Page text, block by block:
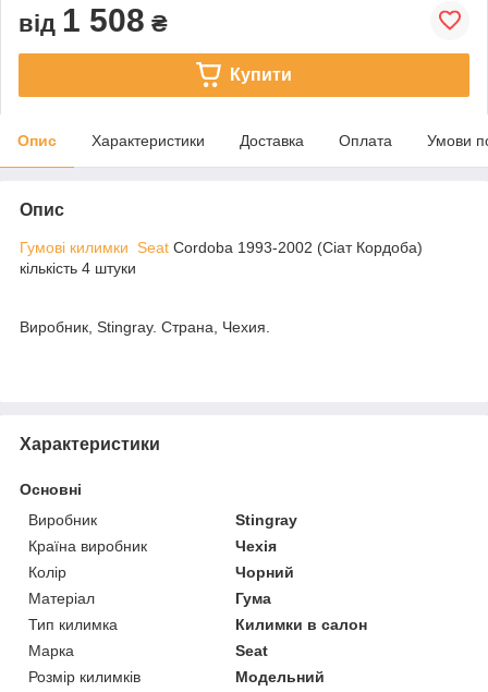
від 1 508 ₴
Купити
Опис Характеристики Доставка Оплата Умови
Опис
Гумові килимки Seat Cordoba 1993-2002 (Сіат Кордоба)
кількість 4 штуки
Виробник, Stingray. Страна, Чехия.
Характеристики
Основні
Виробник
Stingray
Країна виробник
Чехія
Колір
Чорний
Матеріал
Гума
Тип килимка
Килимки в салон
Марка
Seat
Розмір килимків
Модельний